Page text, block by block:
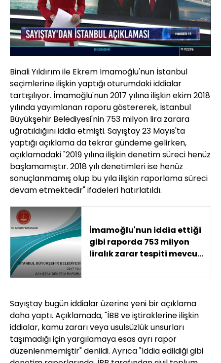
Sesi
Aç
Yüklendi:
68.68%
Oynatma
Hızı
Binali Yıldırım ile Ekrem İmamoğlu'nun İstanbul
seçimlerine ilişkin yaptığı oturumdaki iddialar
tartışılıyor. İmamoğlu'nun 2017 yılına ilişkin ekim 2018
yılında yayımlanan raporu göstererek, İstanbul
Büyükşehir Belediyesi'nin 753 milyon lira zarara
uğratıldığını iddia etmişti. Sayıştay 23 Mayıs'ta
yaptığı açıklama da tekrar gündeme gelirken,
açıklamadaki "2019 yılına ilişkin denetim süreci henüz
başlamamıştır. 2018 yılı denetimleri ise henüz
sonuçlanmamış olup bu yıla ilişkin raporlama süreci
devam etmektedir" ifadeleri hatırlatıldı.
İmamoğlu'nun iddia ettiği
gibi raporda 753 milyon
liralık zarar tespiti mevcut
Sayıştay bugün iddialar üzerine yeni bir açıklama
daha yaptı. Açıklamada, "İBB ve iştiraklerine ilişkin
iddialar, kamu zararı veya usulsüzlük unsurları
taşımadığı için yargılamaya esas ayrı rapor
düzenlenmemiştir" denildi. Ayrıca "İddia edildiği gibi